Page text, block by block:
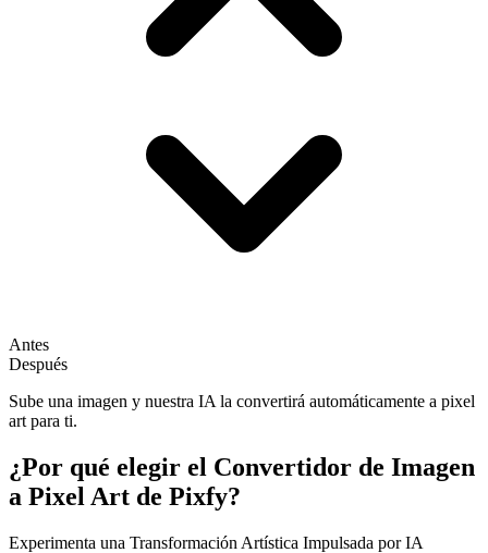
Antes
Después
Sube una imagen y nuestra IA la convertirá automáticamente a pixel
art para ti.
¿Por qué elegir el Convertidor de Imagen
a Pixel Art de Pixfy?
Experimenta una Transformación Artística Impulsada por IA